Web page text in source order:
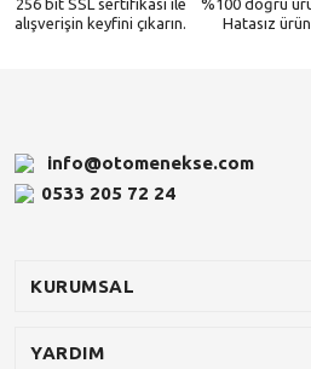
256 bit SSL sertifikası ile
alışverişin keyfini çıkarın.
%100 doğru
Hatasız
info@otomenekse.com
0533 205 72 24
KURUMSAL
YARDIM